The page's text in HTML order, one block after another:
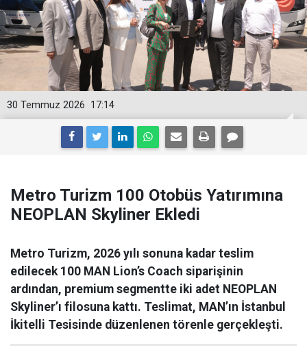
17:14
30 Temmuz 2026
Metro Turizm 100 Otobüs Yatırımına
NEOPLAN Skyliner Ekledi
Metro Turizm, 2026 yılı sonuna kadar teslim
edilecek 100 MAN Lion’s Coach siparişinin
ardından, premium segmentte iki adet NEOPLAN
Skyliner’ı filosuna kattı. Teslimat, MAN’ın İstanbul
İkitelli Tesisinde düzenlenen törenle gerçekleşti.